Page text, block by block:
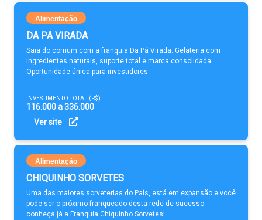
Alimentação
DA PA VIRADA
Saia do comum com a franquia Da Pá Virada. Gelateria com
ingredientes naturais, suporte total e marca consolidada.
Oportunidade única para investidores.
INVESTIMENTO TOTAL (R$)
116.000 a 336.000
Ver site
Alimentação
CHIQUINHO SORVETES
Uma das maiores sorveterias do País, está em expansão e você
pode ser o próximo franqueado desta rede de sucesso:
conheça já a Franquia Chiquinho Sorvetes!